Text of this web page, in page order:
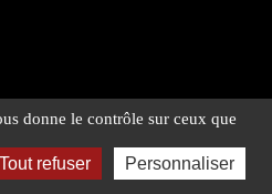
donne le contrôle sur ceux que
Tout refuser Personnaliser